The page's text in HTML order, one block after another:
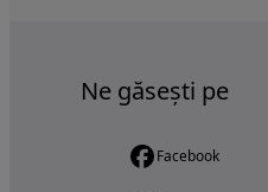
Ne găsești pe
Facebook